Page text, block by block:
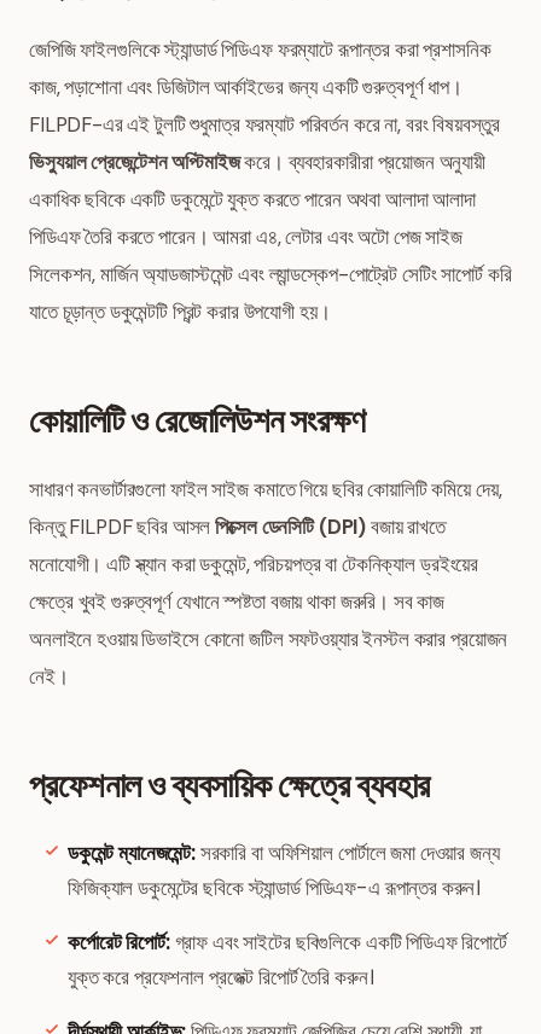
জেপিজি ফাইলগুলিকে স্ট্যান্ডার্ড পিডিএফ ফরম্যাটে রূপান্তর করা প্রশাসনিক
কাজ, পড়াশোনা এবং ডিজিটাল আর্কাইভের জন্য একটি গুরুত্বপূর্ণ ধাপ।
FILPDF-এর এই টুলটি শুধুমাত্র ফরম্যাট পরিবর্তন করে না, বরং বিষয়বস্তুর
ভিস্যুয়াল প্রেজেন্টেশন অপ্টিমাইজকরে। ব্যবহারকারীরা প্রয়োজন অনুযায়ী
একাধিক ছবিকে একটি ডকুমেন্টে যুক্ত করতে পারেন অথবা আলাদা আলাদা
পিডিএফ তৈরি করতে পারেন। আমরা এ৪, লেটার এবং অটো পেজ সাইজ
সিলেকশন, মার্জিন অ্যাডজাস্টমেন্ট এবং ল্যান্ডস্কেপ-পোট্রেট সেটিং সাপোর্ট করি
যাতে চূড়ান্ত ডকুমেন্টটি প্রিন্ট করার উপযোগী হয়।
কোয়ালিটি ও রেজোলিউশন সংরক্ষণ
সাধারণ কনভার্টারগুলো ফাইল সাইজ কমাতে গিয়ে ছবির কোয়ালিটি কমিয়ে দেয়,
কিন্তু FILPDF ছবির আসলপিক্সেল ডেনসিটি (DPI)বজায় রাখতে
মনোযোগী। এটি স্ক্যান করা ডকুমেন্ট, পরিচয়পত্র বা টেকনিক্যাল ড্রইংয়ের
ক্ষেত্রে খুবই গুরুত্বপূর্ণ যেখানে স্পষ্টতা বজায় থাকা জরুরি। সব কাজ
অনলাইনে হওয়ায় ডিভাইসে কোনো জটিল সফটওয়্যার ইনস্টল করার প্রয়োজন
নেই।
প্রফেশনাল ও ব্যবসায়িক ক্ষেত্রে ব্যবহার
ডকুমেন্ট ম্যানেজমেন্ট:সরকারি বা অফিশিয়াল পোর্টালে জমা দেওয়ার জন্য
ফিজিক্যাল ডকুমেন্টের ছবিকে স্ট্যান্ডার্ড পিডিএফ-এ রূপান্তর করুন।
কর্পোরেট রিপোর্ট:গ্রাফ এবং সাইটের ছবিগুলিকে একটি পিডিএফ রিপোর্টে
যুক্ত করে প্রফেশনাল প্রজেক্ট রিপোর্ট তৈরি করুন।